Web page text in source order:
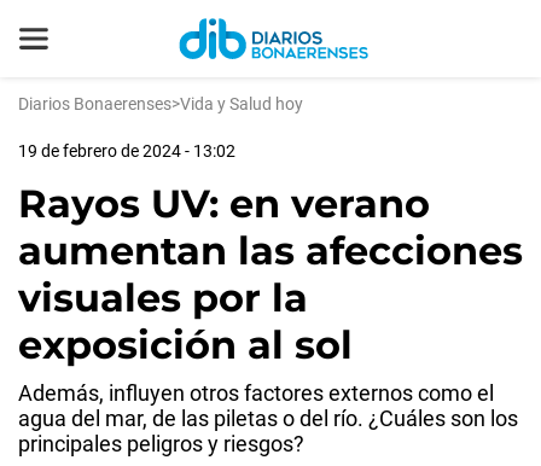
Diarios Bonaerenses>Vida y Salud hoy
19 de febrero de 2024 - 13:02
Rayos UV: en verano
aumentan las afecciones
visuales por la
exposición al sol
Además, influyen otros factores externos como el
agua del mar, de las piletas o del río. ¿Cuáles son los
principales peligros y riesgos?